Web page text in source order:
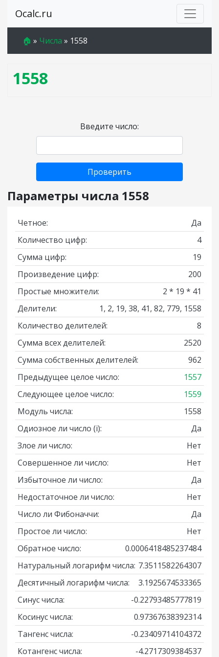
Ocalc.ru
🏠 » Числа » 1558
1558
Введите число:
Проверить
Параметры числа 1558
Четное:
Да
Количество цифр:
4
Сумма цифр:
19
Произведение цифр:
200
Простые множители:
2 * 19 * 41
Делители:
1, 2, 19, 38, 41, 82, 779, 1558
Количество делителей:
8
Сумма всех делителей:
2520
Сумма собственных делителей:
962
Предыдущее целое число:
1557
Следующее целое число:
1559
Модуль числа:
1558
Одиозное ли число (i):
Да
Злое ли число:
Нет
Совершенное ли число:
Нет
Избыточное ли число:
Да
Недостаточное ли число:
Нет
Число ли Фибоначчи:
Да
Простое ли число:
Нет
Обратное число:
0.0006418485237484
Натуральный логарифм числа: 7.3511582264307
Десятичный логарифм числа:
3.1925674533365
Синус числа:
-0.22793485777819
Косинус числа:
0.97367638392314
Тангенс числа:
-0.23409714104372
Котангенс числа:
-4.2717309384537